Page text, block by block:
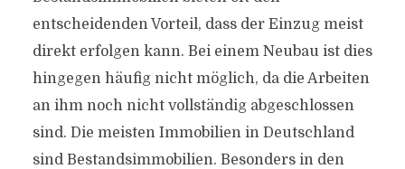
entscheidenden Vorteil, dass der Einzug meist
direkt erfolgen kann. Bei einem Neubau ist dies
hingegen häufig nicht möglich, da die Arbeiten
an ihm noch nicht vollständig abgeschlossen
sind. Die meisten Immobilien in Deutschland
sind Bestandsimmobilien. Besonders in den